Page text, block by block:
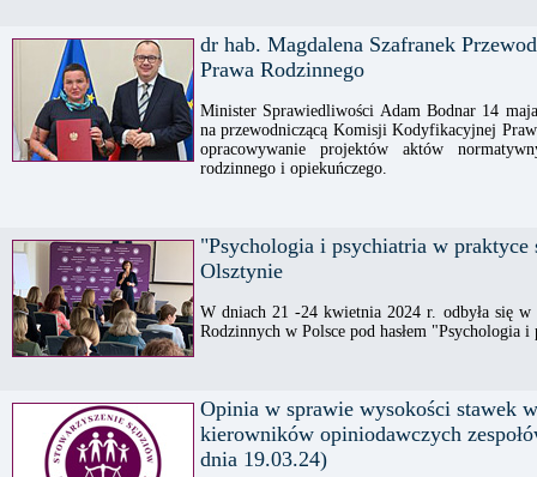
dr hab. Magdalena Szafranek
Prawa Rodzinnego
Minister Sprawiedliwości Adam Bodnar 14
na przewodniczącą Komisji Kodyfikacyjnej
opracowywanie projektów aktów
rodzinnego i opiekuńczego.
"Psychologia i psychiatria w
Olsztynie
W dniach 21 -24 kwietnia 2024 r. odbyła się w
Rodzinnych w Polsce pod hasłem "Psychologia
Opinia w sprawie wysokości stawek
kierowników opiniodawczych
dnia 19.03.24)